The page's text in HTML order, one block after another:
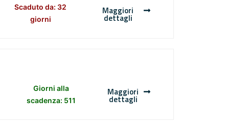
Scaduto da: 32
giorni
Maggiori
dettagli
Giorni alla
scadenza: 511
Maggiori
dettagli